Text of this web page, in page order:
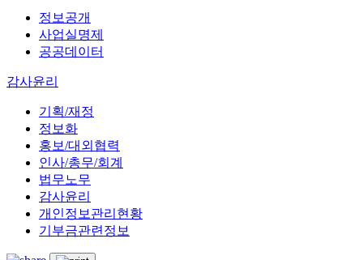
정보공개
사업실명제
공공데이터
감사윤리
기획/재정
정보화
홍보/대외협력
인사/총무/회계
법무노무
감사윤리
개인정보관리현황
기부금관련정보